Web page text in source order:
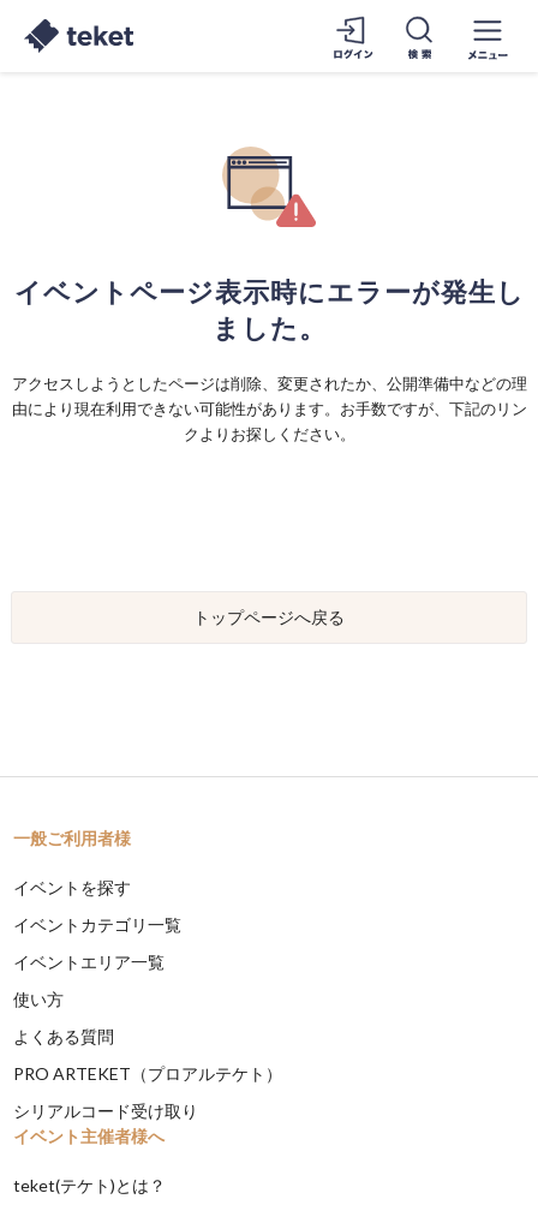
イベントページ表示時にエラーが発生し
ました。
アクセスしようとしたページは削除、変更されたか、公開準備中などの理
由により現在利用できない可能性があります。お手数ですが、下記のリン
クよりお探しください。
トップページへ戻る
一般ご利用者様
イベントを探す
イベントカテゴリ一覧
イベントエリア一覧
使い方
よくある質問
PRO ARTEKET（プロアルテケト）
シリアルコード受け取り
イベント主催者様へ
teket(テケト)とは？